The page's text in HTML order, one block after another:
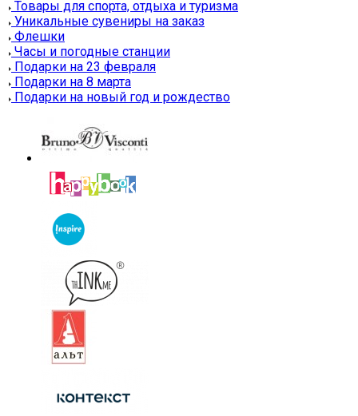
Товары для спорта, отдыха и туризма
Уникальные сувениры на заказ
Флешки
Часы и погодные станции
Подарки на 23 февраля
Подарки на 8 марта
Подарки на новый год и рождество